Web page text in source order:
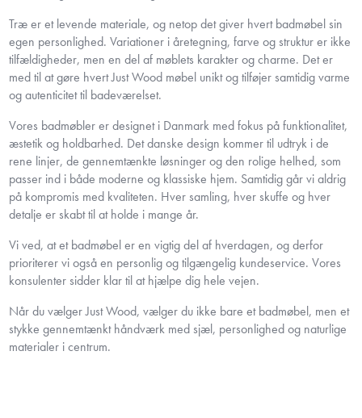
Træ er et levende materiale, og netop det giver hvert badmøbel sin
egen personlighed. Variationer i åretegning, farve og struktur er ikke
tilfældigheder, men en del af møblets karakter og charme. Det er
med til at gøre hvert Just Wood møbel unikt og tilføjer samtidig varme
og autenticitet til badeværelset.
Vores badmøbler er designet i Danmark med fokus på funktionalitet,
æstetik og holdbarhed. Det danske design kommer til udtryk i de
rene linjer, de gennemtænkte løsninger og den rolige helhed, som
passer ind i både moderne og klassiske hjem. Samtidig går vi aldrig
på kompromis med kvaliteten. Hver samling, hver skuffe og hver
detalje er skabt til at holde i mange år.
Vi ved, at et badmøbel er en vigtig del af hverdagen, og derfor
prioriterer vi også en personlig og tilgængelig kundeservice. Vores
konsulenter sidder klar til at hjælpe dig hele vejen.
Når du vælger Just Wood, vælger du ikke bare et badmøbel, men et
stykke gennemtænkt håndværk med sjæl, personlighed og naturlige
materialer i centrum.